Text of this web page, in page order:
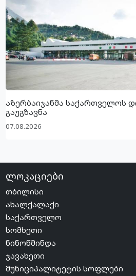
აზერბაიჯანმა საქართველოს
გაუგზავნა
07.08.2026
ლოკაციები
თბილისი
ახალქალაქი
საქართველო
სომხეთი
ნინოწმინდა
ჯავახეთი
მუნიციპალიტეტის სოფლები